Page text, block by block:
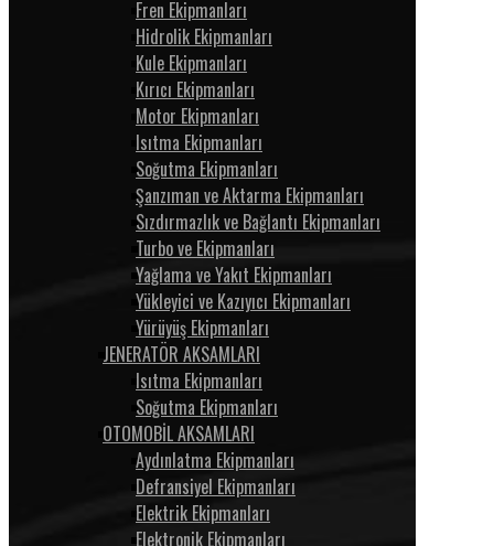
Fren Ekipmanları
Hidrolik Ekipmanları
Kule Ekipmanları
Kırıcı Ekipmanları
Motor Ekipmanları
Isıtma Ekipmanları
Soğutma Ekipmanları
Şanzıman ve Aktarma Ekipmanları
Sızdırmazlık ve Bağlantı Ekipmanları
Turbo ve Ekipmanları
Yağlama ve Yakıt Ekipmanları
Yükleyici ve Kazıyıcı Ekipmanları
Yürüyüş Ekipmanları
JENERATÖR AKSAMLARI
Isıtma Ekipmanları
Soğutma Ekipmanları
OTOMOBİL AKSAMLARI
Aydınlatma Ekipmanları
Defransiyel Ekipmanları
Elektrik Ekipmanları
Elektronik Ekipmanları